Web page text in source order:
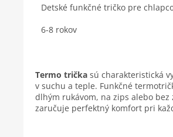
Detské funkčné tričko pre
6-8 rokov
Termo trička sú charakteristická
v suchu a teple. Funkčné
dlhým rukávom, na zips alebo
zaručuje perfektný komfort pri